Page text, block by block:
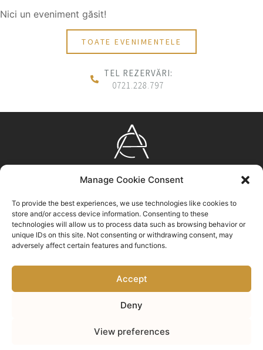
Manage Cookie Consent
To provide the best experiences, we use technologies like cookies to
store and/or access device information. Consenting to these
technologies will allow us to process data such as browsing behavior or
unique IDs on this site. Not consenting or withdrawing consent, may
adversely affect certain features and functions.
Accept
Deny
View preferences
Nici un eveniment găsit!
TOATE EVENIMENTELE
TEL REZERVĂRI:
0721.228.797
AURUM
EXPERIENCE
Bulevardul Eroilor nr. 23, Brașov, ROMÂNIA
0372 310 100
info@aurumexperience.ro
pentru marketing și pentru a activa acest